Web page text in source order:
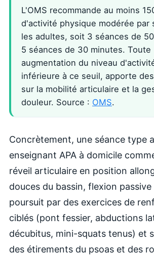
L'OMS recommande au moins
d'activité physique modérée par
les adultes, soit 3 séances de
5 séances de 30 minutes. Toute
augmentation du niveau
inférieure à ce seuil, apporte
sur la mobilité articulaire et la
douleur. Source : OMS.
Concrètement, une séance type
enseignant APA à domicile
réveil articulaire en position
douces du bassin, flexion
poursuit par des exercices de
ciblés (pont fessier, abductions
décubitus, mini-squats tenus) et
des étirements du psoas et des